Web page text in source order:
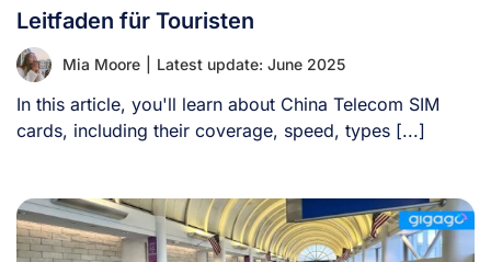
Leitfaden für Touristen
Mia Moore Latest update: June 2025
In this article, you'll learn about China Telecom SIM
cards, including their coverage, speed, types [...]